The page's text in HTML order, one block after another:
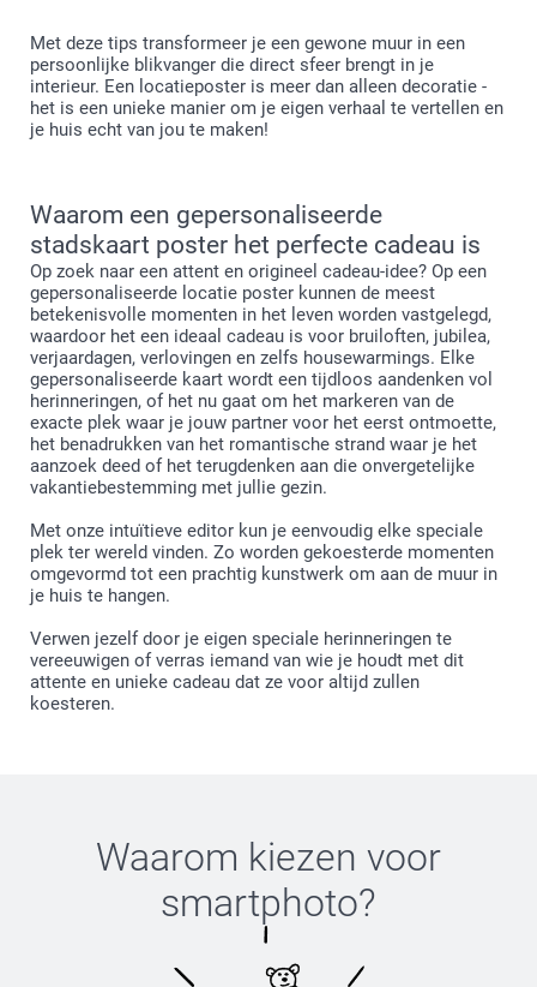
Met deze tips transformeer je een gewone muur in een
persoonlijke blikvanger die direct sfeer brengt in je
interieur. Een locatieposter is meer dan alleen decoratie -
het is een unieke manier om je eigen verhaal te vertellen en
je huis echt van jou te maken!
Waarom een gepersonaliseerde
stadskaart poster het perfecte cadeau is
Op zoek naar een attent en origineel cadeau-idee? Op een
gepersonaliseerde locatie poster kunnen de meest
betekenisvolle momenten in het leven worden vastgelegd,
waardoor het een ideaal cadeau is voor bruiloften, jubilea,
verjaardagen, verlovingen en zelfs housewarmings. Elke
gepersonaliseerde kaart wordt een tijdloos aandenken vol
herinneringen, of het nu gaat om het markeren van de
exacte plek waar je jouw partner voor het eerst ontmoette,
het benadrukken van het romantische strand waar je het
aanzoek deed of het terugdenken aan die onvergetelijke
vakantiebestemming met jullie gezin.
Met onze intuïtieve editor kun je eenvoudig elke speciale
plek ter wereld vinden. Zo worden gekoesterde momenten
omgevormd tot een prachtig kunstwerk om aan de muur in
je huis te hangen.
Verwen jezelf door je eigen speciale herinneringen te
vereeuwigen of verras iemand van wie je houdt met dit
attente en unieke cadeau dat ze voor altijd zullen
koesteren.
Waarom kiezen voor
smartphoto?